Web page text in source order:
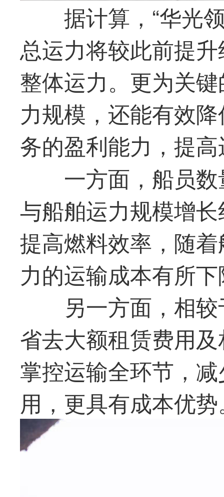
据计算，“华光
总运力将较此前提
整体运力。更为关
力规模，还能有效
务的盈利能力，提
一方面，船员
与船舶运力规模增
提高燃料效率，随
力的运输成本有所
另一方面，相
省去大额租赁费用
掌控运输全环节，
用，更具有成本优